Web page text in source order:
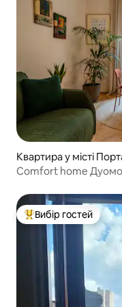
Квартира у місті
Comfort home Дуомо
Топ вибір гостей
Вибір гостей